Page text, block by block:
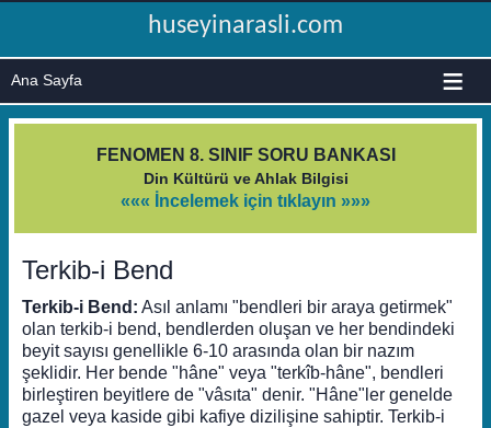
huseyinarasli.com
≡
FENOMEN 8. SINIF SORU BANKASI
Din Kültürü ve Ahlak Bilgisi
««« İncelemek için tıklayın »»»
Terkib-i Bend
Terkib-i Bend: Asıl anlamı "bendleri bir araya getirmek"
olan terkib-i bend, bendlerden oluşan ve her bendindeki
beyit sayısı genellikle 6-10 arasında olan bir nazım
şeklidir. Her bende "hâne" veya "terkîb-hâne", bendleri
birleştiren beyitlere de "vâsıta" denir. "Hâne"ler genelde
gazel veya kaside gibi kafiye dizilişine sahiptir. Terkib-i